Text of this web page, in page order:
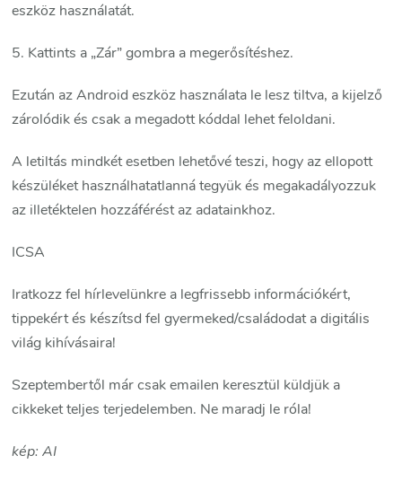
eszköz használatát.
5. Kattints a „Zár” gombra a megerősítéshez.
Ezután az Android eszköz használata le lesz tiltva, a kijelző
zárolódik és csak a megadott kóddal lehet feloldani.
A letiltás mindkét esetben lehetővé teszi, hogy az ellopott
készüléket használhatatlanná tegyük és megakadályozzuk
az illetéktelen hozzáférést az adatainkhoz.
ICSA
Iratkozz fel hírlevelünkre a legfrissebb információkért,
tippekért és készítsd fel gyermeked/családodat a digitális
világ kihívásaira!
Szeptembertől már csak emailen keresztül küldjük a
cikkeket teljes terjedelemben. Ne maradj le róla!
kép: AI